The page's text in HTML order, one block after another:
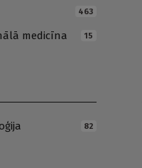
463
medicīna 15
82